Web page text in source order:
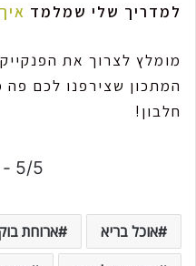
למדריך שלי שמלמד
מומלץ לצרוך את
חלבון!
5/5 - (1 vote)
אוכל בריא ארוחת